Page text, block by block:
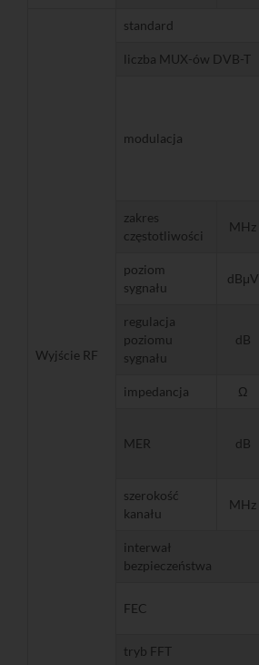
Wyjście RF
standard
liczba MUX-ów DVB-T
modulacja
zakres
częstotliwości
MHz
poziom
sygnału
dBμV
regulacja
poziomu
sygnału
dB
impedancja Ω
MER dB
szerokość
kanału
MHz
interwał
bezpieczeństwa
FEC
tryb FFT